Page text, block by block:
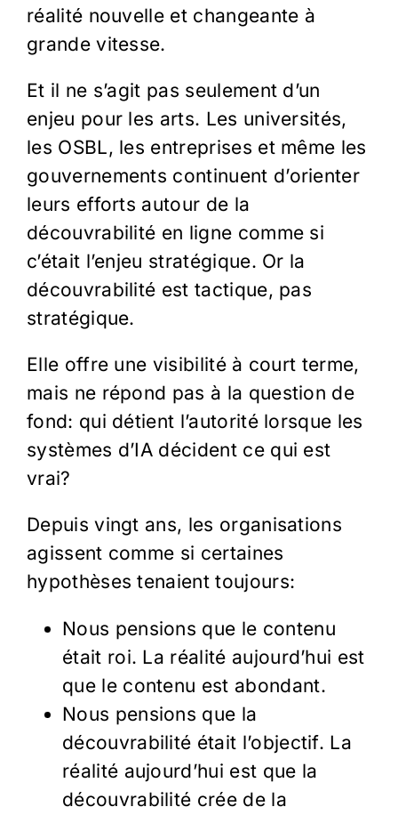
réalité nouvelle et changeante à
grande vitesse.
Et il ne s’agit pas seulement d’un
enjeu pour les arts. Les universités,
les OSBL, les entreprises et même les
gouvernements continuent d’orienter
leurs efforts autour de la
découvrabilité en ligne comme si
c’était l’enjeu stratégique. Or la
découvrabilité est tactique, pas
stratégique.
Elle offre une visibilité à court terme,
mais ne répond pas à la question de
fond: qui détient l’autorité lorsque les
systèmes d’IA décident ce qui est
vrai?
Depuis vingt ans, les organisations
agissent comme si certaines
hypothèses tenaient toujours:
Nous pensions que le contenu
était roi. La réalité aujourd’hui est
que le contenu est abondant.
Nous pensions que la
découvrabilité était l’objectif. La
réalité aujourd’hui est que la
découvrabilité crée de la